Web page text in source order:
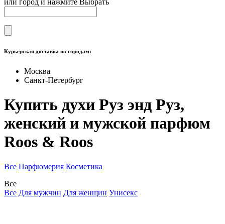
или город и нажмите Выбрать
Курьерская доставка по городам:
Москва
Санкт-Петербург
Купить духи Руз энд Руз,
женский и мужской парфюм
Roos & Roos
Все Парфюмерия Косметика
Все
Все Для мужчин Для женщин Унисекс